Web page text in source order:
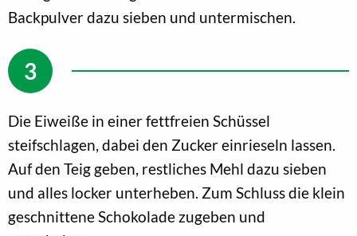
Backpulver dazu sieben und untermischen.
Die Eiweiße in einer fettfreien Schüssel
steifschlagen, dabei den Zucker einrieseln lassen.
Auf den Teig geben, restliches Mehl dazu sieben
und alles locker unterheben. Zum Schluss die klein
geschnittene Schokolade zugeben und